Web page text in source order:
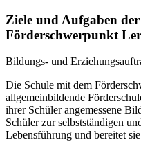
Ziele und Aufgaben
Förderschwerpunkt
Bildungs- und
Die Schule mit dem
allgemeinbildende
ihrer Schüler angemessene
Schüler zur selbstständigen
Lebensführung und bereitet